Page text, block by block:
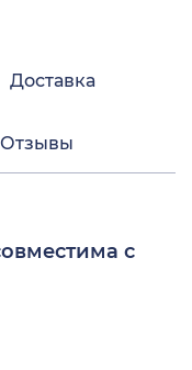
Доставка
Отзывы
с